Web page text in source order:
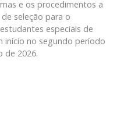
e os procedimentos a
seleção para o
especiais de
no segundo período
de 2026.